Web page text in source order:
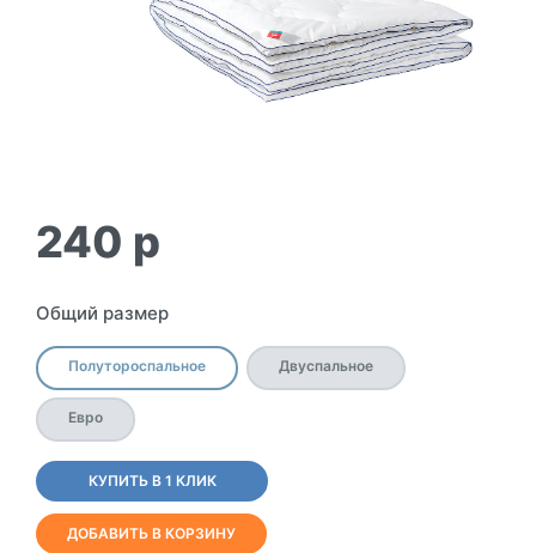
240 p
Общий размер
Полутороспальное Двуспальное
Евро
КУПИТЬ В 1 КЛИК
ДОБАВИТЬ В КОРЗИНУ